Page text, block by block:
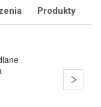
Produkty